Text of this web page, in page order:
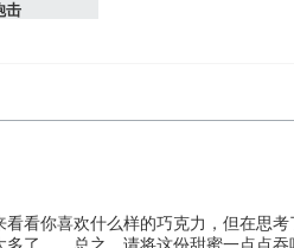
击
看你喜欢什么样的巧克力，但在思